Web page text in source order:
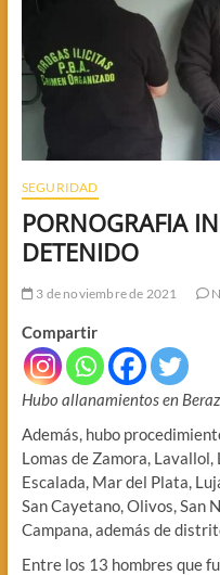
SEGURIDAD
PORNOGRAFIA
DETENIDO
3 de noviembre de 2021
Compartir
Hubo allanamientos en
Además, hubo
Lomas de Zamora, Lavallol,
Escalada, Mar del Plata,
San Cayetano, Olivos, San
Campana, además de
Entre los 13 hombres que